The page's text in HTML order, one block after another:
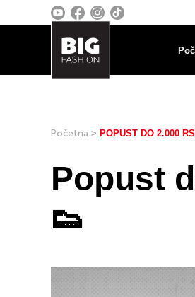
Početna > POPUST DO 2.000
Popust
👟